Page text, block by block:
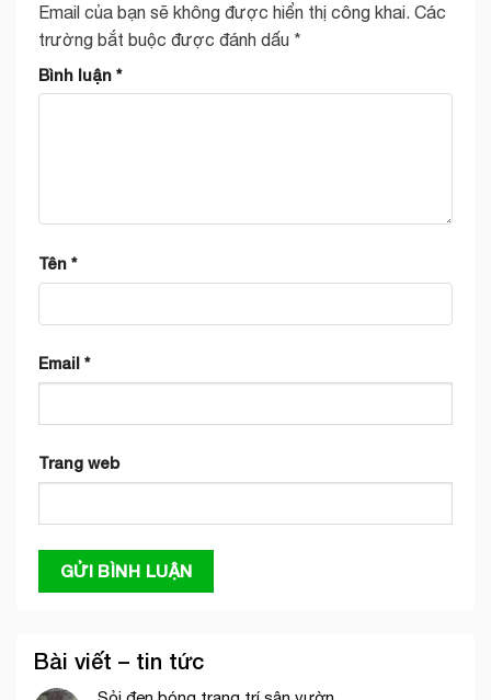
Email của bạn sẽ không được hiển thị công khai. Các
trường bắt buộc được đánh dấu *
Bình luận *
Tên *
Email *
Trang web
Bài viết – tin tức